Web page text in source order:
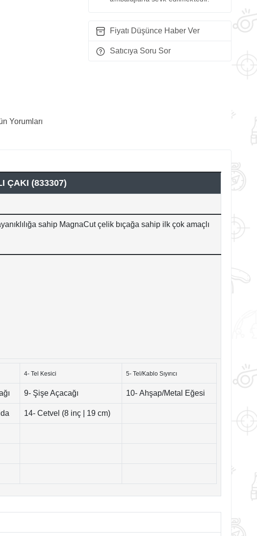
Fiyatı Düşünce Haber Ver
Satıcıya Soru Sor
Yorumları
ÇAKI (833307)
sahip MagnaCut çelik bıçağa sahip ilk çok amaçlı
4- Tel Kesici 5- Tel/Kablo Sıyırıcı
9- Şişe Açacağı 10- Ahşap/Metal Eğesi
14- Cetvel (8 inç | 19 cm)